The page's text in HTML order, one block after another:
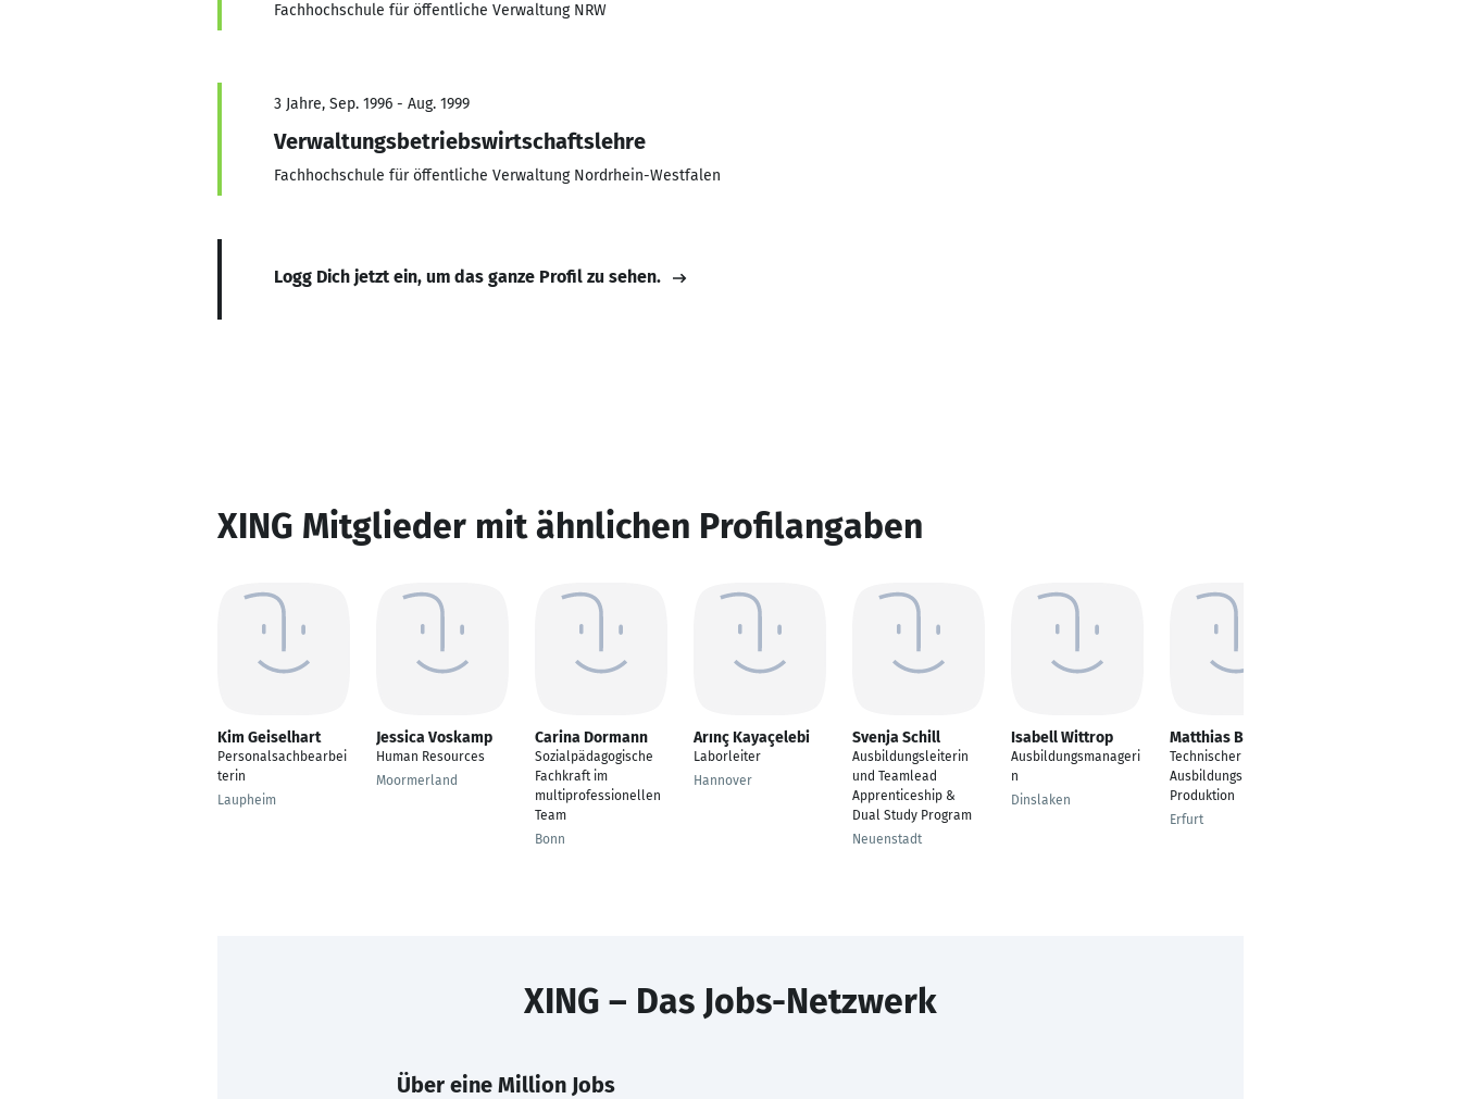
Fachhochschule für öffentliche Verwaltung NRW
3 Jahre, Sep. 1996 - Aug. 1999
Verwaltungsbetriebswirtschaftslehre
Fachhochschule für öffentliche Verwaltung Nordrhein-Westfalen
Logg Dich jetzt ein, um das ganze Profil zu sehen.
XING Mitglieder mit ähnlichen Profilangaben
Kim Geiselhart
Personalsachbearbei
terin
Laupheim
Jessica Voskamp
Human Resources
Moormerland
Carina Dormann
Sozialpädagogische
Fachkraft im
multiprofessionellen
Team
Bonn
Arınç Kayaçelebi
Laborleiter
Hannover
Svenja Schill
Ausbildungsleiterin
und Teamlead
Apprenticeship &
Dual Study Program
Neuenstadt
Isabell Wittrop
Ausbildungsmanageri
n
Dinslaken
Matthias Buchholz
Technischer
Ausbildungsleiter
Produktion
Erfurt
XING – Das Jobs-Netzwerk
Über eine Million Jobs